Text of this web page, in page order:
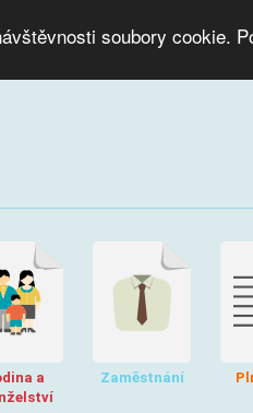
soubory cookie.
a
Zaměstnání